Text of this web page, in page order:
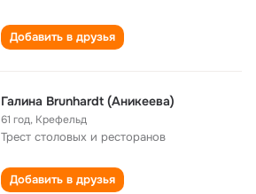
Добавить в друзья
Галина Brunhardt (Аникеева)
61 год, Крефельд
Трест столовых и ресторанов
Добавить в друзья